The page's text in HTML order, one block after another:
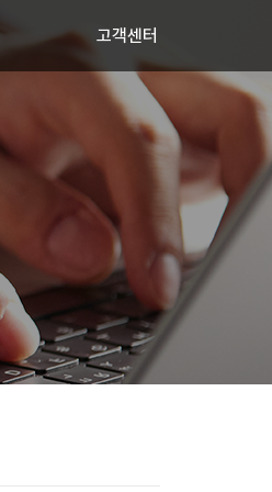
고객센터